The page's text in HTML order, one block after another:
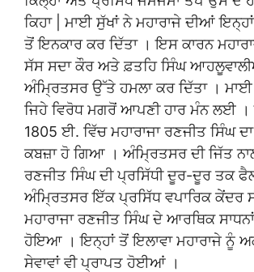
ਕਿਹਾ | ਮਾਈ ਸੁੱਖਾਂ ਨੇ ਮਹਾਰਾਜੇ ਦੀਆਂ
ਤੋਂ ਇਨਕਾਰ ਕਰ ਦਿੱਤਾ । ਇਸ ਕਾਰਨ
ਸੱਸ ਸਦਾ ਕੌਰ ਅਤੇ ਫ਼ਤਹਿ ਸਿੰਘ
ਅੰਮ੍ਰਿਤਸਰ ਉੱਤੇ ਹਮਲਾ ਕਰ ਦਿੱਤਾ ।
ਜਿਹੇ ਵਿਰੋਧ ਮਗਰੋਂ ਆਪਣੀ ਹਾਰ ਮੰਨ ਲਈ
1805 ਈ. ਵਿੱਚ ਮਹਾਰਾਜਾ ਰਣਜੀਤ ਸਿੰਘ
ਕਬਜ਼ਾ ਹੋ ਗਿਆ । ਅੰਮ੍ਰਿਤਸਰ ਦੀ ਜਿੱਤ
ਰਣਜੀਤ ਸਿੰਘ ਦੀ ਪ੍ਰਸਿੱਧੀ ਦੂਰ-ਦੂਰ ਤਕ
ਅੰਮ੍ਰਿਤਸਰ ਇੱਕ ਪ੍ਰਸਿੱਧ ਵਪਾਰਿਕ ਕੇਂਦਰ
ਮਹਾਰਾਜਾ ਰਣਜੀਤ ਸਿੰਘ ਦੇ ਆਰਥਿਕ ਸਾਧਨਾਂ
ਹੋਇਆ । ਇਨ੍ਹਾਂ ਤੋਂ ਇਲਾਵਾ ਮਹਾਰਾਜੇ ਨੂੰ
ਸੇਵਾਵਾਂ ਵੀ ਪ੍ਰਾਪਤ ਹੋਈਆਂ ।